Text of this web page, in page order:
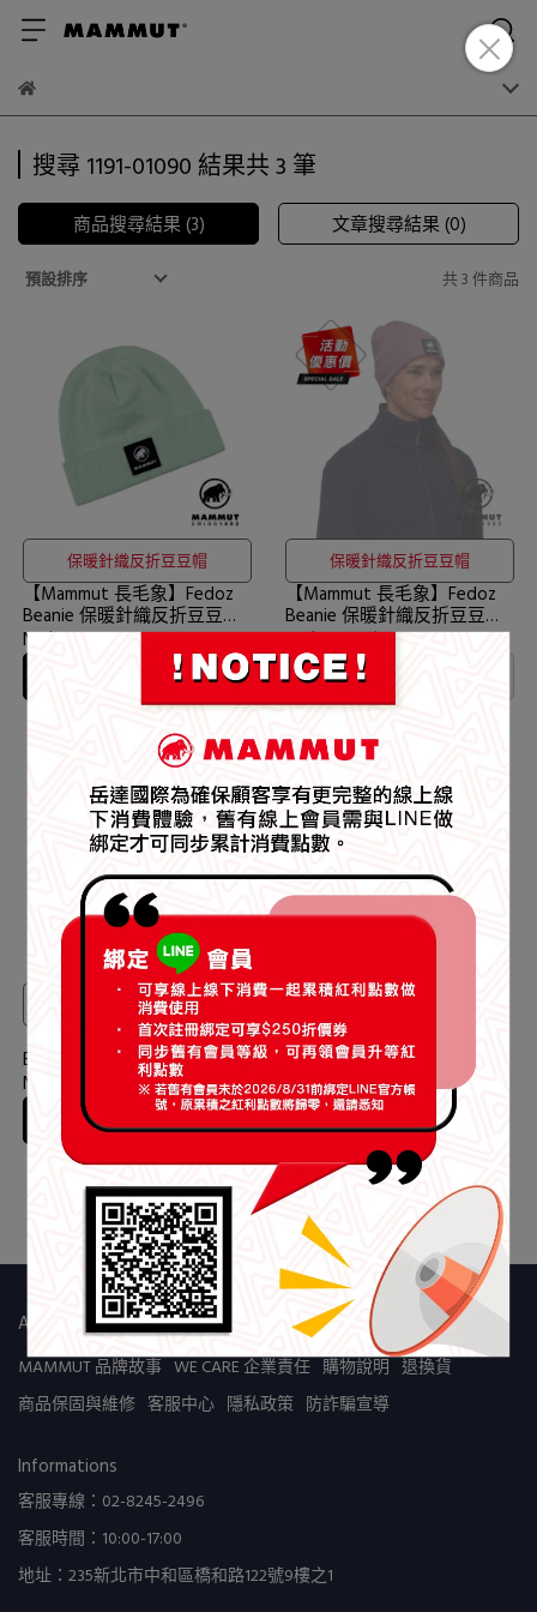
搜尋 1191-01090 結果共 3 筆
商品搜尋結果 (3) 文章搜尋結果 (0)
預設排序 共 3 件商品
保暖針織反折豆豆帽
【Mammut 長毛象】Fedoz
Beanie 保暖針織反折豆豆帽
薄荷綠 #1191-01090
NT$1,280
加入購物車
保暖針織反折豆豆帽
【Mammut 長毛象】Fedoz
Beanie 保暖針織反折豆豆帽
波動紫 #1191-01090
NT$960NT$1,280
保暖針織反折豆豆帽
【Mammut 長毛象】Fedoz
Beanie 保暖針織反折豆豆帽
螢光黃 #1191-01090
NT$1,280
加入購物車
About us
MAMMUT 品牌故事 WE CARE 企業責任 購物說明 退換貨
商品保固與維修 客服中心 隱私政策 防詐騙宣導
Informations
客服專線：02-8245-2496
客服時間：10:00-17:00
地址：235新北市中和區橋和路122號9樓之1